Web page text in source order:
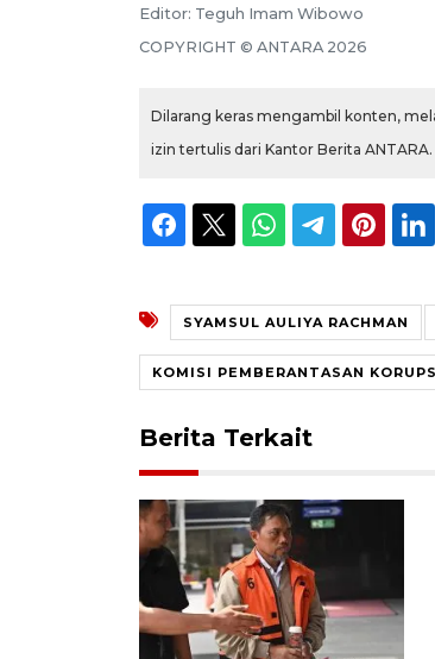
Editor: Teguh Imam Wibowo
COPYRIGHT © ANTARA 2026
Dilarang keras mengambil konten,
izin tertulis dari Kantor Berita ANTARA.
SYAMSUL AULIYA RACHMAN
KOMISI PEMBERANTASAN
Berita Terkait